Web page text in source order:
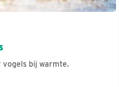
vogels bij warmte.